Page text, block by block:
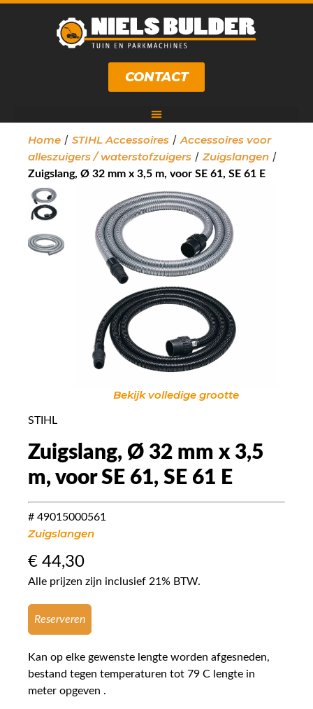
CONTACT
Home / STIHL Accessoires / Accessoires voor
alleszuigers / waterstofzuigers / Zuigslangen /
Zuigslang, Ø 32 mm x 3,5 m, voor SE 61, SE 61 E
Bekijk volledige grootte
STIHL
Zuigslang, Ø 32 mm x 3,5
m, voor SE 61, SE 61 E
# 49015000561
Zuigslangen
€ 44,30
Alle prijzen zijn inclusief 21% BTW.
Reserveren
Kan op elke gewenste lengte worden afgesneden,
bestand tegen temperaturen tot 79 C lengte in
meter opgeven .